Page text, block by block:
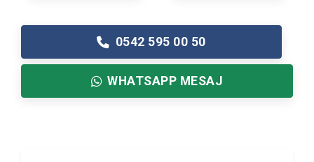
0542 595 00 50
WHATSAPP MESAJ